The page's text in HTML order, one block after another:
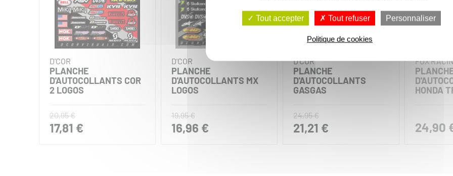
D'COR
PLANCHE
D'AUTOCOLLANTS COR
2 LOGOS
20,95 €
17,81 €
D'COR
PLANCHE
D'AUTOCOLLANTS MX
LOGOS
19,95 €
16,96 €
D'COR
PLANCHE
D'AUTOCOLLANTS
GASGAS
24,95 €
21,21 €
FOX
HONDA
24,90
Tout accepter Tout refuser Personnaliser
Politique de cookies